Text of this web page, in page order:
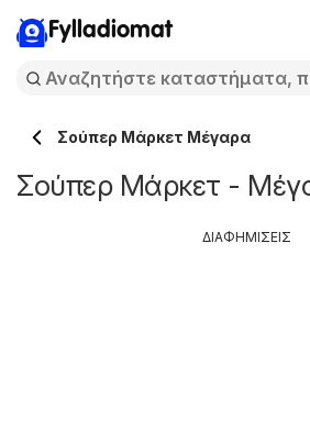
Fylladiomat
Σούπερ Μάρκετ Μέγαρα
Σούπερ Μάρκετ -
ΔΙΑΦΗΜΙΣΕΙΣ